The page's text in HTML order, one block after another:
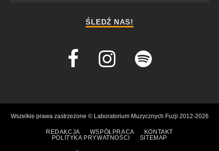
ŚLEDŹ NAS!
Wszelkie prawa zastrzeżone © Laboratorium Muzycznych Fuzji 2012-2026
REDAKCJA WSPÓŁPRACA
KONTAKT
POLITYKA PRYWATNOŚCI
SITEMAP